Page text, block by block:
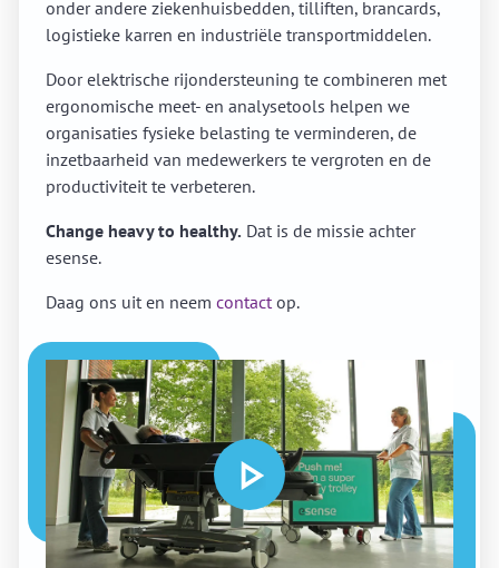
onder andere ziekenhuisbedden, tilliften, brancards,
logistieke karren en industriële transportmiddelen.
Door elektrische rijondersteuning te combineren met
ergonomische meet- en analysetools helpen we
organisaties fysieke belasting te verminderen, de
inzetbaarheid van medewerkers te vergroten en de
productiviteit te verbeteren.
Change heavy to healthy. Dat is de missie achter
esense.
Daag ons uit en neem contactop.